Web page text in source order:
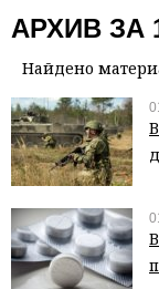
АРХИВ ЗА
Найдено